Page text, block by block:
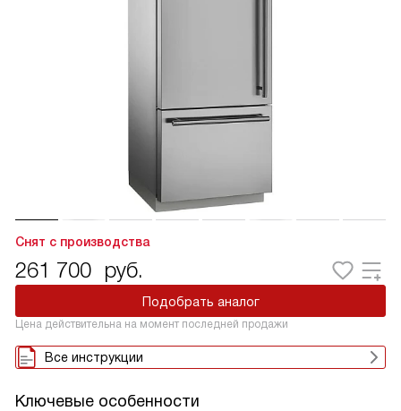
Снят с производства
261 700 руб.
Подобрать аналог
Цена действительна на момент последней продажи
Все инструкции
Ключевые особенности